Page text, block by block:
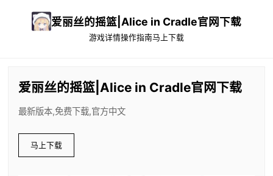
爱丽丝的摇篮|Alice in Cradle官网下载
游戏详情操作指南马上下载
爱丽丝的摇篮|Alice in Cradle官网下载
最新版本,免费下载,官方中文
马上下载